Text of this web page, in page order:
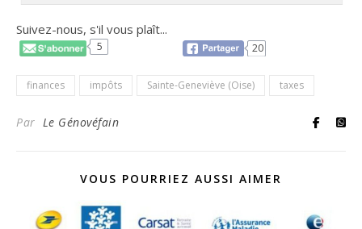
Suivez-nous, s'il vous plaît...
5 20
finances impôts Sainte-Geneviève (Oise) taxes
Par Le Génovéfain
VOUS POURRIEZ AUSSI AIMER